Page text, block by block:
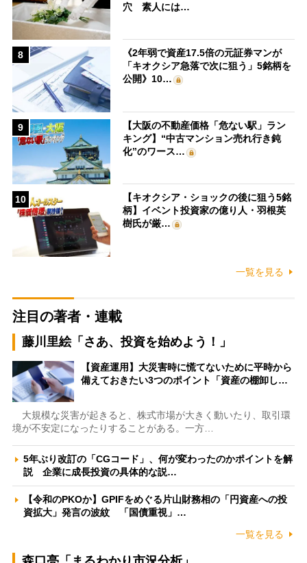
穴 素人には…
8
《2年弱で資産17.5倍の元証券マンが
「キオクシア急落で次に狙う」5銘柄を
公開》10…
9
【大阪の不動産価格「危ない駅」ラン
キング】“中古マンション売れ行き鈍
化”のワース…
10
【キオクシア・ショックの後に狙う5銘
柄】イベント投資家の億り人・羽根英
樹氏が厳…
一覧を見る
注目の著者・連載
藤川里絵「さあ、投資を始めよう！」
【資産運用】大災害時に慌てないために平時から
備えておきたい3つのポイント「資産の棚卸し…
大規模な災害が起きると、株式市場が大きく動いたり、取引環
境が不安定になったりすることがある。一方…
5年ぶり改訂の「CGコード」、何が変わったのかポイントを解
説 企業に成長投資の具体的な説…
【令和のPKOか】GPIFをめぐる片山財務相の「円資産への投
資拡大」発言の波紋 「国債重視」…
一覧を見る